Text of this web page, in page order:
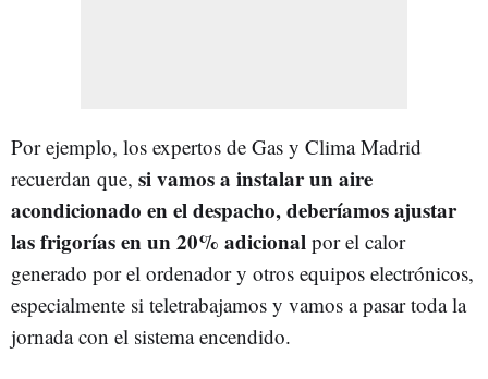
Por ejemplo, los expertos de Gas y Clima Madrid
recuerdan que, si vamos a instalar un aire
acondicionado en el despacho, deberíamos ajustar
las frigorías en un 20% adicional por el calor
generado por el ordenador y otros equipos electrónicos,
especialmente si teletrabajamos y vamos a pasar toda la
jornada con el sistema encendido.